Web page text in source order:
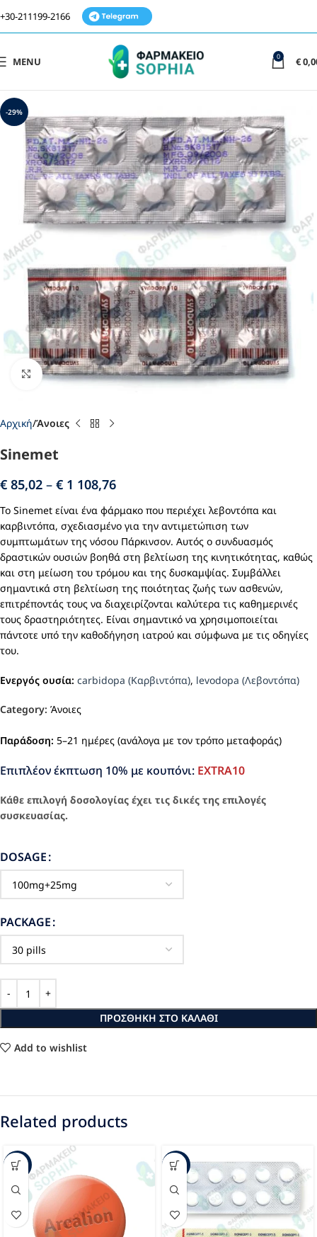
+30-211199-2166
MENU 0 €
-29%
Click to enlarge
Αρχική Άνοιες
Sinemet
€ 85,02 – € 1 108,76
Το Sinemet είναι ένα φάρμακο που περιέχει λεβοντόπα και
καρβιντόπα, σχεδιασμένο για την αντιμετώπιση των
συμπτωμάτων της νόσου Πάρκινσον. Αυτός ο συνδυασμός
δραστικών ουσιών βοηθά στη βελτίωση της κινητικότητας, καθώς
και στη μείωση του τρόμου και της δυσκαμψίας. Συμβάλλει
σημαντικά στη βελτίωση της ποιότητας ζωής των ασθενών,
επιτρέποντάς τους να διαχειρίζονται καλύτερα τις καθημερινές
τους δραστηριότητες. Είναι σημαντικό να χρησιμοποιείται
πάντοτε υπό την καθοδήγηση ιατρού και σύμφωνα με τις οδηγίες
του.
Ενεργός ουσία: carbidopa (Καρβιντόπα), levodopa (Λεβοντόπα)
Category: Άνοιες
Παράδοση: 5–21 ημέρες (ανάλογα με τον τρόπο μεταφοράς)
Επιπλέον έκπτωση 10% με κουπόνι: EXTRA10
Κάθε επιλογή δοσολογίας έχει τις δικές της επιλογές
συσκευασίας.
DOSAGE
PACKAGE
ΠΡΟΣΘΉΚΗ ΣΤΟ ΚΑΛΆΘΙ
Add to wishlist
Related products
-33% -28%